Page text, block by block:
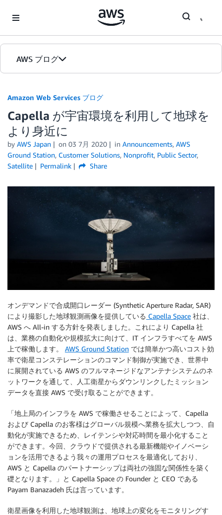
AWS ブログ
カテゴリ
エディション
Amazon Web Services ブログ
Capella が宇宙環境を利用して地球を
より身近に
by AWS Japan on 03 7月 2020 in Announcements, AWS
Ground Station, Customer Solutions, Nonprofit, Public Sector,
Satellite
Permalink Share
オンデマンドで合成開口レーダー (Synthetic Aperture Radar, SAR)
により撮影した地球観測画像を提供している Capella Space 社は、
AWS へ All-in する方針を発表しました。これにより Capella 社
は、業務の自動化や規模拡大に向けて、IT インフラすべてを AWS
上で稼働します。 AWS Ground Station では簡単かつ高いコスト効
率で衛星コンステレーションのコマンド制御が実施でき、世界中
に展開されている AWS のフルマネージドなアンテナシステムのネ
ットワークを通して、人工衛星からダウンリンクしたミッション
データを直接 AWS で受け取ることができます。
「地上局のインフラを AWS で稼働させることによって、Capella
および Capella のお客様はグローバル規模へ業務を拡大しつつ、自
動化が実施できるため、レイテンシや対応時間を最小化すること
ができます。今回、クラウドで提供される最新機能やイノベーシ
ョンを活用できるよう我々の運用プロセスを最適化しており、
AWS と Capella のパートナーシップは両社の強固な関係性を築く
礎となります。」と Capella Space の Founder と CEO である
Payam Banazadeh 氏は言っています。
衛星画像を利用した地球観測は、地球上の変化をモニタリングす